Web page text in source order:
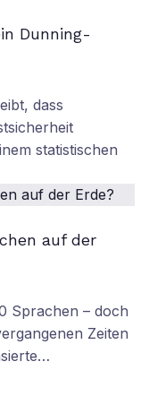
Dunning-
dass
statistischen
auf der
Sprachen – doch
Zeiten